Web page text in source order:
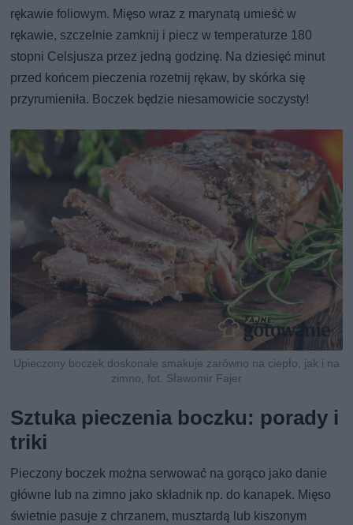
rękawie foliowym. Mięso wraz z marynatą umieść w
rękawie, szczelnie zamknij i piecz w temperaturze 180
stopni Celsjusza przez jedną godzinę. Na dziesięć minut
przed końcem pieczenia rozetnij rękaw, by skórka się
przyrumieniła. Boczek będzie niesamowicie soczysty!
Upieczony boczek doskonale smakuje zarówno na ciepło, jak i na
zimno, fot. Sławomir Fajer
Sztuka pieczenia boczku: porady i
triki
Pieczony boczek można serwować na gorąco jako danie
główne lub na zimno jako składnik np. do kanapek. Mięso
świetnie pasuje z chrzanem, musztardą lub kiszonym